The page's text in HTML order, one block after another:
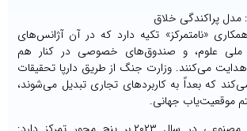
مدل پراکندگی خلاق
«نامتمرکز» تکیه دارد که در آن آژانس‌های
ملی علوم، و صندوق‌های خصوصی در کنار هم
هدایت می‌کنند. وزارت جنگ از طریق دارپا تحقیقات
می‌کند که بعداً به کاربردهای تجاری تبدیل می‌شوند،
موقعیت‌یاب جهانی.